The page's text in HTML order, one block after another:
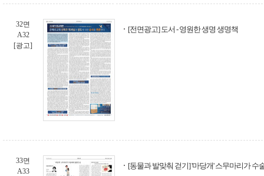
32면
A32
[광고]
[전면광고] 도서 - 영원한 생명 생명책
33면
A33
[동물과 발맞춰 걷기] '마당개' 스무마리가 수